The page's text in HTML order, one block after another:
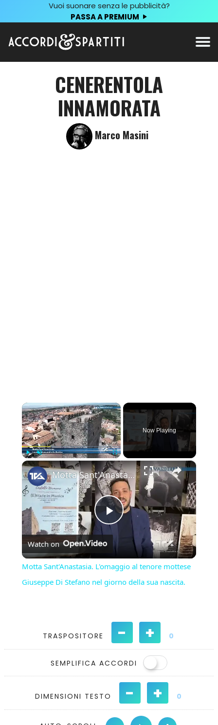
Vuoi suonare senza le pubblicità?
PASSA A PREMIUM
CENERENTOLA
INNAMORATA
Marco Masini
×
Play Unmute Fullscreen
Now Playing
×
Play
Video
Motta Sant'Anastasia. L'omaggio al tenore mottese Giuseppe Di Stefano nel giorno della sua nascita.
Watch on
Motta Sant'Anastasia. L'omaggio al tenore mottese
Giuseppe Di Stefano nel giorno della sua nascita.
TRASPOSITORE - + 0
SEMPLIFICA ACCORDI
DIMENSIONI TESTO - + 0